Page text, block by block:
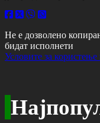
Не е дозволено
бидат исполнети
Условите за